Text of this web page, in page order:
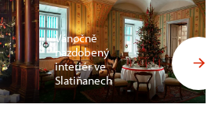
Vánočně
nazdobený
interiér ve
Slatiňanech